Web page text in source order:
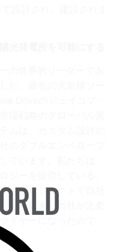
設計され、建設されま
光発電所を可能にする
世界的リーダーであ
た、最初の大規模ソー
Driveのジェイコブ・
場戦略のグローバル責
ムは、カスタム設計の
のダブルエンベロープ
ています。私たちは、
ジーを提供している、
のプロジェクトで自社
それ以来、当社が主要
イヤーになったので